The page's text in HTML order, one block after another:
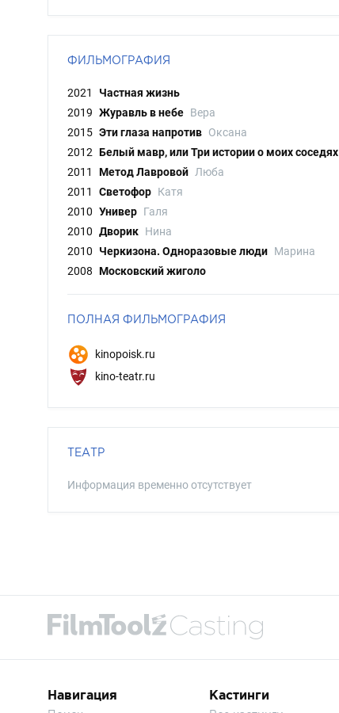
ФИЛЬМОГРАФИЯ
2021
Частная жизнь
2019 Журавль в небе Вера
2015 Эти глаза напротив Оксана
2012 Белый мавр, или Три истории о моих соседях
2011
Метод Лавровой Люба
2011
Светофор Катя
2010 Универ Галя
2010 Дворик Нина
2010
Черкизона. Одноразовые люди Марина
2008 Московский жиголо
ПОЛНАЯ ФИЛЬМОГРАФИЯ
kinopoisk.ru
kino-teatr.ru
ТЕАТР
Информация временно отсутствует
Навигация Кастинги